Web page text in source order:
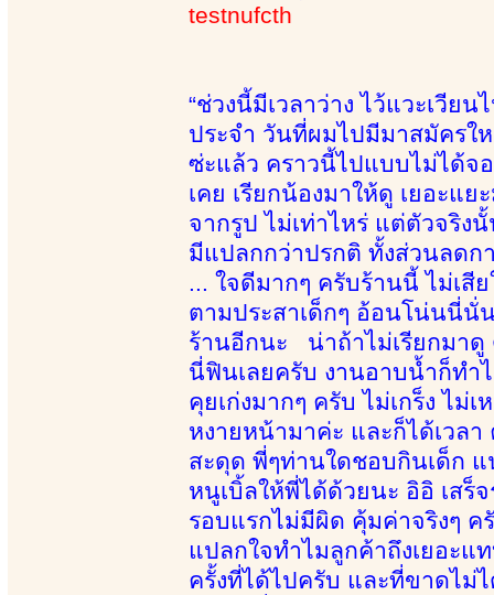
testnufcth
“ช่วงนี้มีเวลาว่าง ไว้แวะเวี
ประจำ วันที่ผมไปมีมาสมัครใ
ซ่ะแล้ว คราวนี้ไปแบบไม่ได้จ
เคย เรียกน้องมาให้ดู เยอะแ
จากรูป ไม่เท่าไหร่ แต่ตัวจริ
มีแปลกกว่าปรกติ ทั้งส่วนลดก
... ใจดีมากๆ ครับร้านนี้ ไม่เสี
ตามประสาเด็กๆ อ้อนโน่นนี่
ร้านอีกนะ น่าถ้าไม่เรียกมาดู
นี่ฟินเลยครับ งานอาบน้ำก็ทำ
คุยเก่งมากๆ ครับ ไม่เกร็ง ไม่
หงายหน้ามาค่ะ และก็ได้เวล
สะดุด พี่ๆท่านใดชอบกินเด็ก แ
หนูเบิ้ลให้พี่ได้ด้วยนะ อิอิ เส
รอบแรกไม่มีผิด คุ้มค่าจริงๆ
แปลกใจทำไมลูกค้าถึงเยอะ
ครั้งที่ได้ไปครับ และที่ขาดไม่